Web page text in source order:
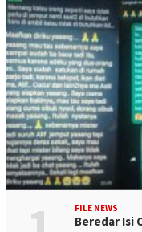
FILE NEWS
Beredar Isi